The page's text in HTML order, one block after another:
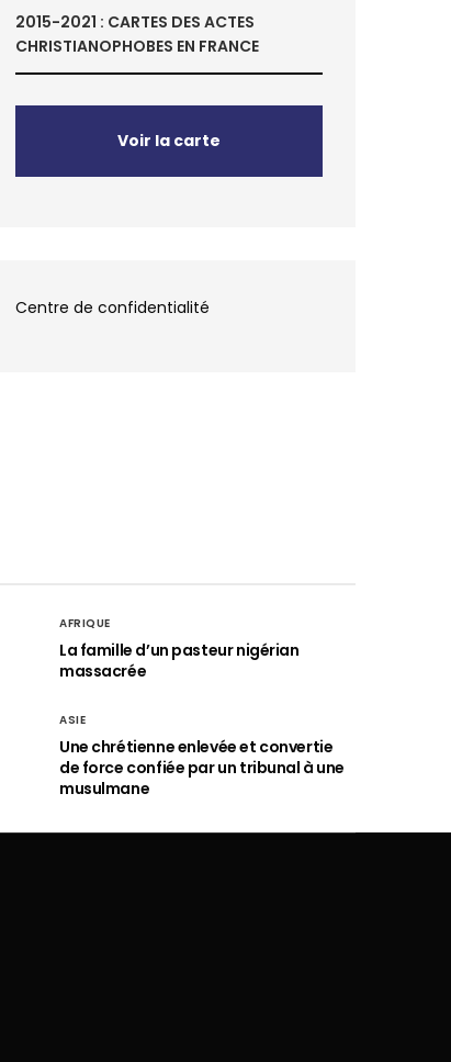
2015-2021 : CARTES DES ACTES
CHRISTIANOPHOBES EN FRANCE
Voir la carte
Centre de confidentialité
AFRIQUE
La famille d’un pasteur nigérian
massacrée
ASIE
Une chrétienne enlevée et convertie
de force confiée par un tribunal à une
musulmane